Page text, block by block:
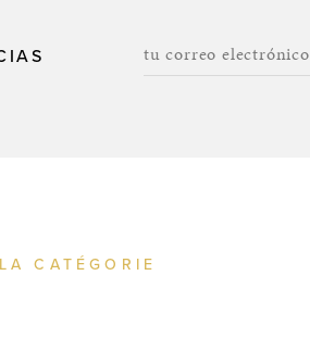
tu correo electrónico
CATÉGORIE